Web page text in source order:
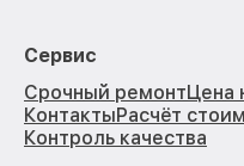
Сервис
Срочный ремонтЦена
КонтактыРасчёт
Контроль качества